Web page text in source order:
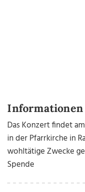
Informationen
Das Konzert findet
in der Pfarrkirche in
wohltätige Zwecke
Spende